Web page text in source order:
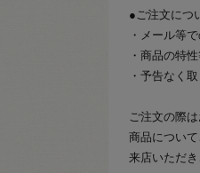
●ご注文につ
・メール等
・商品の特
・予告なく
ご注文の際
商品につい
来店いただ